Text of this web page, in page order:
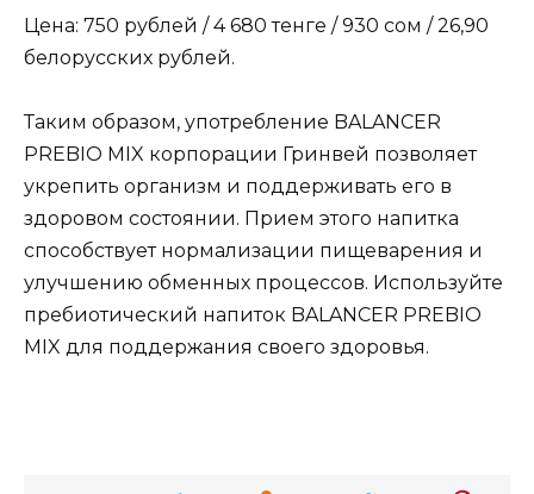
Цена: 750 рублей / 4 680 тенге / 930 сом / 26,90
белорусских рублей.
Таким образом, употребление BALANCER
PREBIO MIX корпорации Гринвей позволяет
укрепить организм и поддерживать его в
здоровом состоянии. Прием этого напитка
способствует нормализации пищеварения и
улучшению обменных процессов. Используйте
пребиотический напиток BALANCER PREBIO
MIX для поддержания своего здоровья.